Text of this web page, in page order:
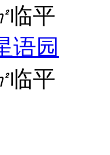
临平
语园
临平